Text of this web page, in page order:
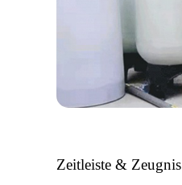
Zeitleiste & Zeugnis